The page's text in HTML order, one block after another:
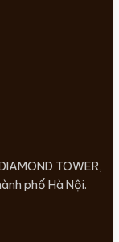
TOWER,
phố Hà Nội.